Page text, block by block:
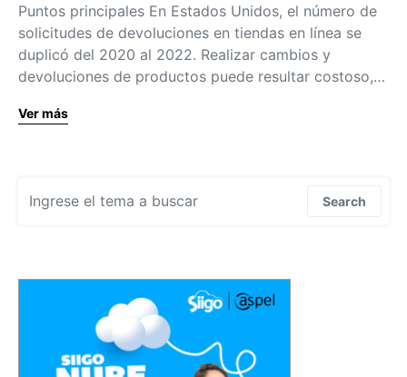
Puntos principales En Estados Unidos, el número de
solicitudes de devoluciones en tiendas en línea se
duplicó del 2020 al 2022. Realizar cambios y
devoluciones de productos puede resultar costoso,…
Ver más
Search